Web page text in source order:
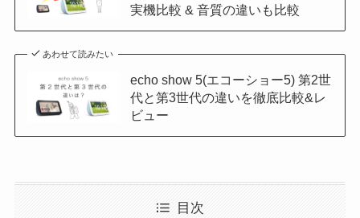
実機比較 & 音質の違いも比較
あわせて読みたい
echo show 5(エコーショー5) 第2世
代と第3世代の違いを徹底比較&レ
ビュー
目次